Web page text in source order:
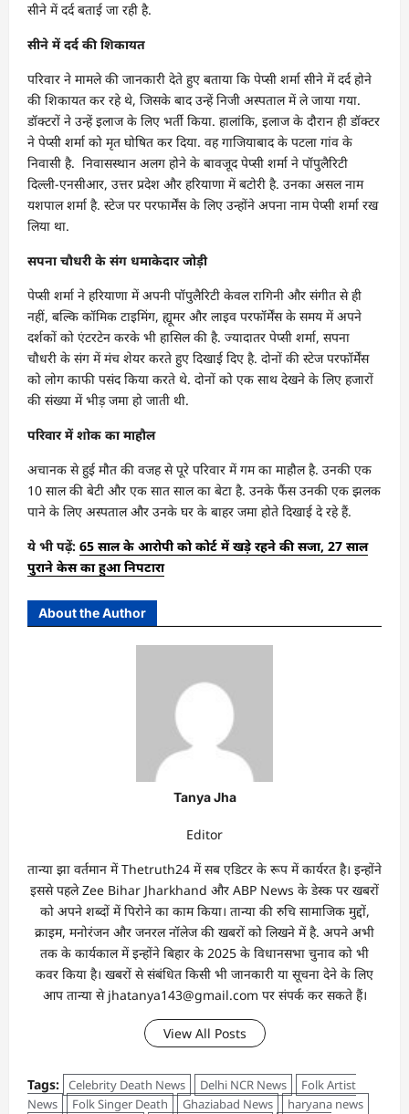
सीने में दर्द बताई जा रही है.
सीने में दर्द की शिकायत
परिवार ने मामले की जानकारी देते हुए बताया कि पेप्सी शर्मा सीने में दर्द होने
की शिकायत कर रहे थे, जिसके बाद उन्हें निजी अस्पताल में ले जाया गया.
डॉक्टरों ने उन्हें इलाज के लिए भर्ती किया. हालांकि, इलाज के दौरान ही डॉक्टर
ने पेप्सी शर्मा को मृत घोषित कर दिया. वह गाजियाबाद के पटला गांव के
निवासी है. निवासस्थान अलग होने के बावजूद पेप्सी शर्मा ने पॉपुलैरिटी
दिल्ली-एनसीआर, उत्तर प्रदेश और हरियाणा में बटोरी है. उनका असल नाम
यशपाल शर्मा है. स्टेज पर परफार्मेंस के लिए उन्होंने अपना नाम पेप्सी शर्मा रख
लिया था.
सपना चौधरी के संग धमाकेदार जोड़ी
पेप्सी शर्मा ने हरियाणा में अपनी पॉपुलैरिटी केवल रागिनी और संगीत से ही
नहीं, बल्कि कॉमिक टाइमिंग, ह्यूमर और लाइव परफॉर्मेंस के समय में अपने
दर्शकों को एंटरटेन करके भी हासिल की है. ज्यादातर पेप्सी शर्मा, सपना
चौधरी के संग में मंच शेयर करते हुए दिखाई दिए है. दोनों की स्टेज परफॉर्मेंस
को लोग काफी पसंद किया करते थे. दोनों को एक साथ देखने के लिए हजारों
की संख्या में भीड़ जमा हो जाती थी.
परिवार में शोक का माहौल
अचानक से हुई मौत की वजह से पूरे परिवार में गम का माहौल है. उनकी एक
10 साल की बेटी और एक सात साल का बेटा है. उनके फैंस उनकी एक झलक
पाने के लिए अस्पताल और उनके घर के बाहर जमा होते दिखाई दे रहे हैं.
ये भी पढ़ें: 65 साल के आरोपी को कोर्ट में खड़े रहने की सजा, 27 साल
पुराने केस का हुआ निपटारा
About the Author
Tanya Jha
Editor
तान्‍या झा वर्तमान में Thetruth24 में सब एडिटर के रूप में कार्यरत है। इन्होंने
इससे पहले Zee Bihar Jharkhand और ABP News के डेस्क पर खबरों
को अपने शब्दों में पिरोने का काम किया। तान्‍या की रुचि सामाजिक मुद्दों,
क्राइम, मनोरंजन और जनरल नॉलेज की खबरों को लिखने में है. अपने अभी
तक के कार्यकाल में इन्होंने बिहार के 2025 के विधानसभा चुनाव को भी
कवर किया है। खबरों से संबंधित किसी भी जानकारी या सूचना देने के लिए
आप तान्‍या से jhatanya143@gmail.com पर संपर्क कर सकते हैं।
View All Posts
Tags: Celebrity Death News Delhi NCR News
Folk Artist
News
Folk Singer Death Ghaziabad News haryana news